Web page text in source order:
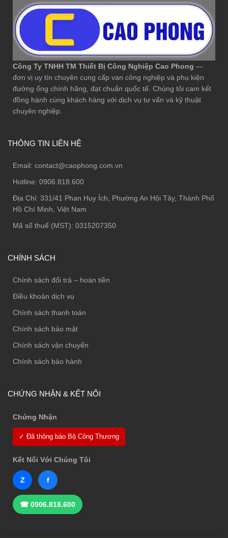
Công Ty TNHH TM Thiết Bị Công Nghiệp Cao Phong —
đơn vị uy tín chuyên cung cấp van công nghiệp và phụ kiện
đường ống chính hãng, đạt chuẩn quốc tế. Chúng tôi cam kết
đồng hành cùng khách hàng với dịch vụ tư vấn và kỹ thuật
chuyên nghiệp.
THÔNG TIN LIÊN HỆ
Email: contact@caophong.com.vn
Hotline: 0906.818.600
Địa Chỉ: 331/41 Phan Huy Ích, Phường An Hội Tây, Thành Phố
Hồ Chí Minh, Việt Nam
Mã số thuế (MST): 0315207350
CHÍNH SÁCH
Chính sách đổi trả – hoàn tiền
Điều khoản dịch vụ
Chính sách thanh toán
Chính sách bảo mật
Chính sách vận chuyển
Chính sách bảo hành
CHỨNG NHẬN & KẾT NỐI
Chứng Nhận
✓ Đã thông báo Bộ Công Thương
Kết Nối Với Chúng Tôi
Z f
☎ 0906.818.600